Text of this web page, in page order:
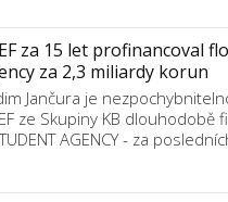
za 15 let profinancoval
za 2,3 miliardy korun
Jančura je
ze Skupiny KB dlouhodobě
AGENCY - za